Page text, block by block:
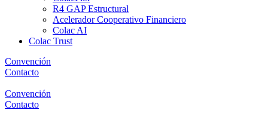
R4 GAP Estructural
Acelerador Cooperativo Financiero
Colac AI
Colac Trust
Convención
Contacto
Convención
Contacto